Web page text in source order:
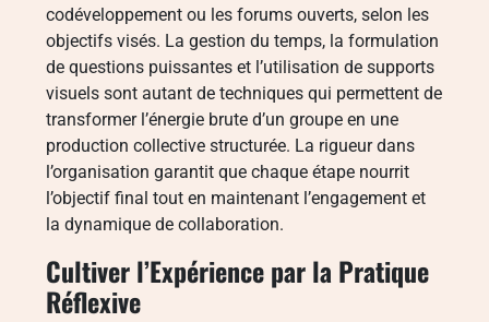
codéveloppement ou les forums ouverts, selon les
objectifs visés. La gestion du temps, la formulation
de questions puissantes et l’utilisation de supports
visuels sont autant de techniques qui permettent de
transformer l’énergie brute d’un groupe en une
production collective structurée. La rigueur dans
l’organisation garantit que chaque étape nourrit
l’objectif final tout en maintenant l’engagement et
la dynamique de collaboration.
Cultiver l’Expérience par la Pratique
Réflexive